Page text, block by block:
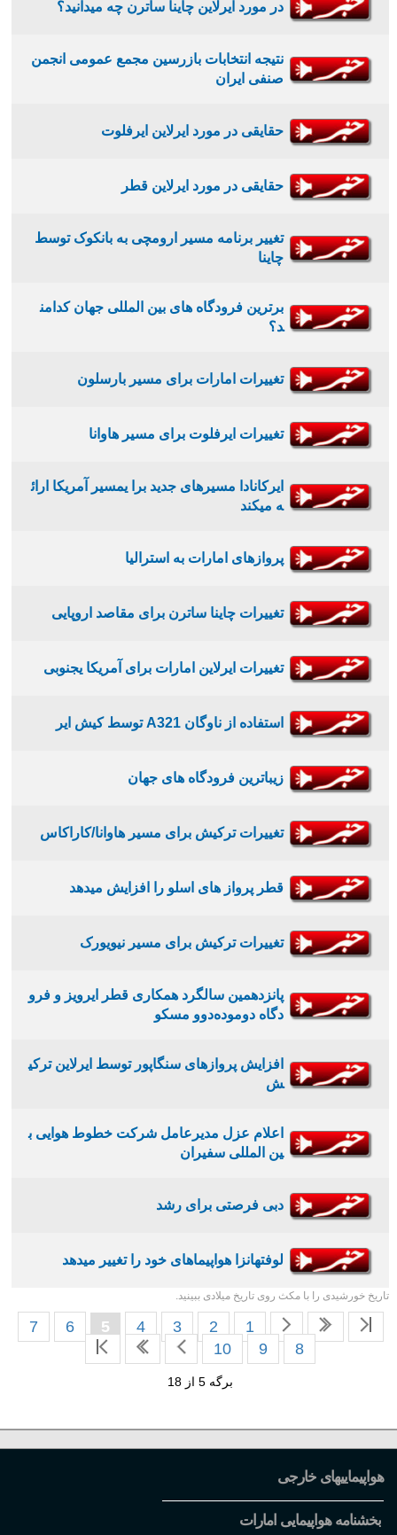
در مورد ایرلاین چاینا ساترن چه میدانید؟
نتیجه انتخابات بازرسین مجمع عمومی انجمن
صنفی ایران
حقایقی در مورد ایرلاین ایرفلوت
حقایقی در مورد ایرلاین قطر
تغییر برنامه مسیر ارومچی به بانکوک توسط
چاینا
برترین فرودگاه های بین المللی جهان کدامن
د؟
تغییرات امارات برای مسیر بارسلون
تغییرات ایرفلوت برای مسیر هاوانا
ایرکانادا مسیرهای جدید برا یمسیر آمریکا ارائ
ه میکند
پروازهای امارات به استرالیا
تغییرات چاینا ساترن برای مقاصد اروپایی
تغییرات ایرلاین امارات برای آمریکا یجنوبی
استفاده از ناوگان A321 توسط کیش ایر
زیباترین فرودگاه های جهان
تغییرات ترکیش برای مسیر هاوانا/کاراکاس
قطر پرواز های اسلو را افزایش میدهد
تغییرات ترکیش برای مسیر نیویورک
پانزدهمین سالگرد همکاری قطر ایرویز و فرو
دگاه دوموده‌دوو مسکو
افزایش پروازهای سنگاپور توسط ایرلاین ترکی
ش
اعلام عزل مدیرعامل شرکت خطوط هوایی ب
ین المللی سفیران
دبی فرصتی برای رشد
لوفتهانزا هواپیماهای خود را تغییر میدهد
تاریخ خورشیدی را با مکث روی تاریخ میلادی ببینید.
1
2
3
4
5
6
7
8
9
10
برگه 5 از 18
هواپیماییهای خارجی
بخشنامه هواپیمایی امارات